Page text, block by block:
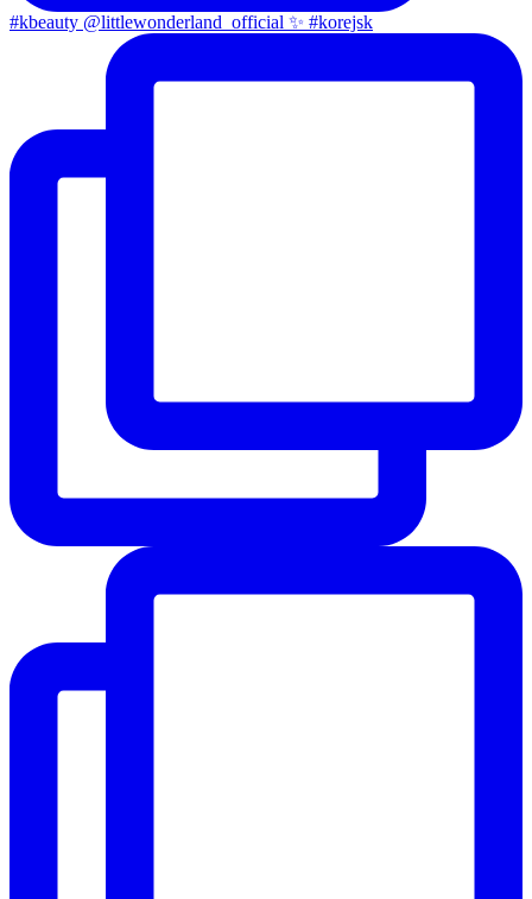
#kbeauty @littlewonderland_official ✨ #korejsk